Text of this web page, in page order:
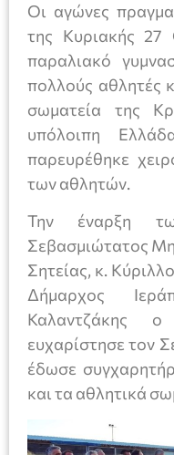
Οι αγώνες
της Κυριακής 27
παραλιακό
πολλούς αθλητές
σωματεία της
υπόλοιπη
παρευρέθηκε
των αθλητών.
Την έναρξη
Σεβασμιώτατος
Σητείας, κ.
Δήμαρχος
Καλαντζάκης
ευχαρίστησε τον
έδωσε
και τα αθλητικά